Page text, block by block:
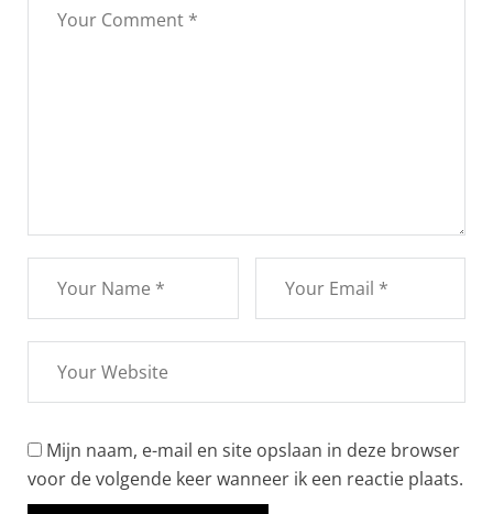
Mijn naam, e-mail en site opslaan in deze browser
voor de volgende keer wanneer ik een reactie plaats.